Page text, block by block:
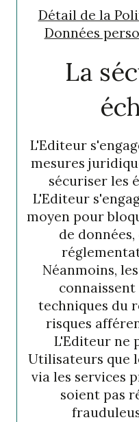
Détail de la
Données
La
L'Editeur
mesures
sécuriser les
L'Editeur
moyen pour
de
Néanmoins,
techniques du
risques
L'Editeur ne
Utilisateurs que
via les services
soient pas